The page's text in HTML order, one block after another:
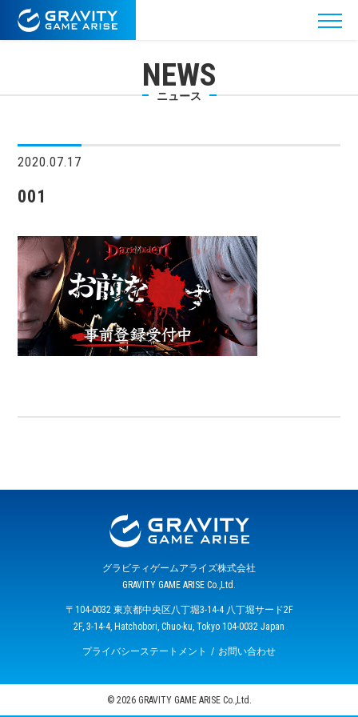
NEWS
ニュース
2020.07.17
001
グラビティゲームアライズ株式会社
GRAVITY GAME ARISE Co.,Ltd.
〒104-0032 東京都中央区八丁堀3-14-4 八丁堀サード2F
2F, 3-14-4, Hatchobori, Chuo-ku, Tokyo 104-0032 Japan
プライバシーステートメント お問い合わせ
© 2026 GRAVITY GAME ARISE Co.,Ltd.